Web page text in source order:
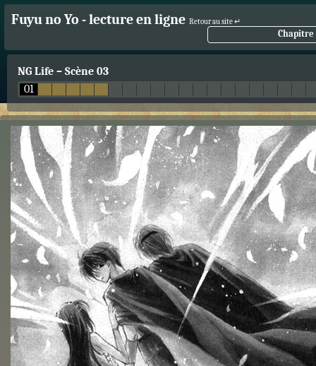
Fuyu no Yo - lecture en ligne Retour au site ↵
Chapitre
NG Life – Scène 03
01